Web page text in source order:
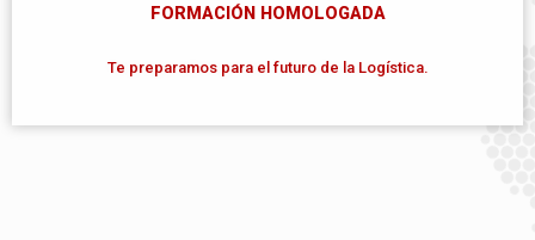
FORMACIÓN HOMOLOGADA
Te preparamos para el futuro de la Logística.